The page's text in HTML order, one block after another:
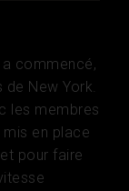
commencé,
de New York.
les membres
mis en place
pour faire